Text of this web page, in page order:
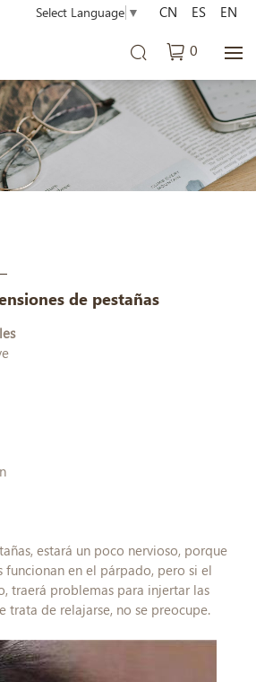
Select Language ▼
0
CN ES EN
de pestañas
estará un poco nervioso, porque
funcionan en el párpado, pero si el
traerá problemas para injertar las
trata de relajarse, no se preocupe.